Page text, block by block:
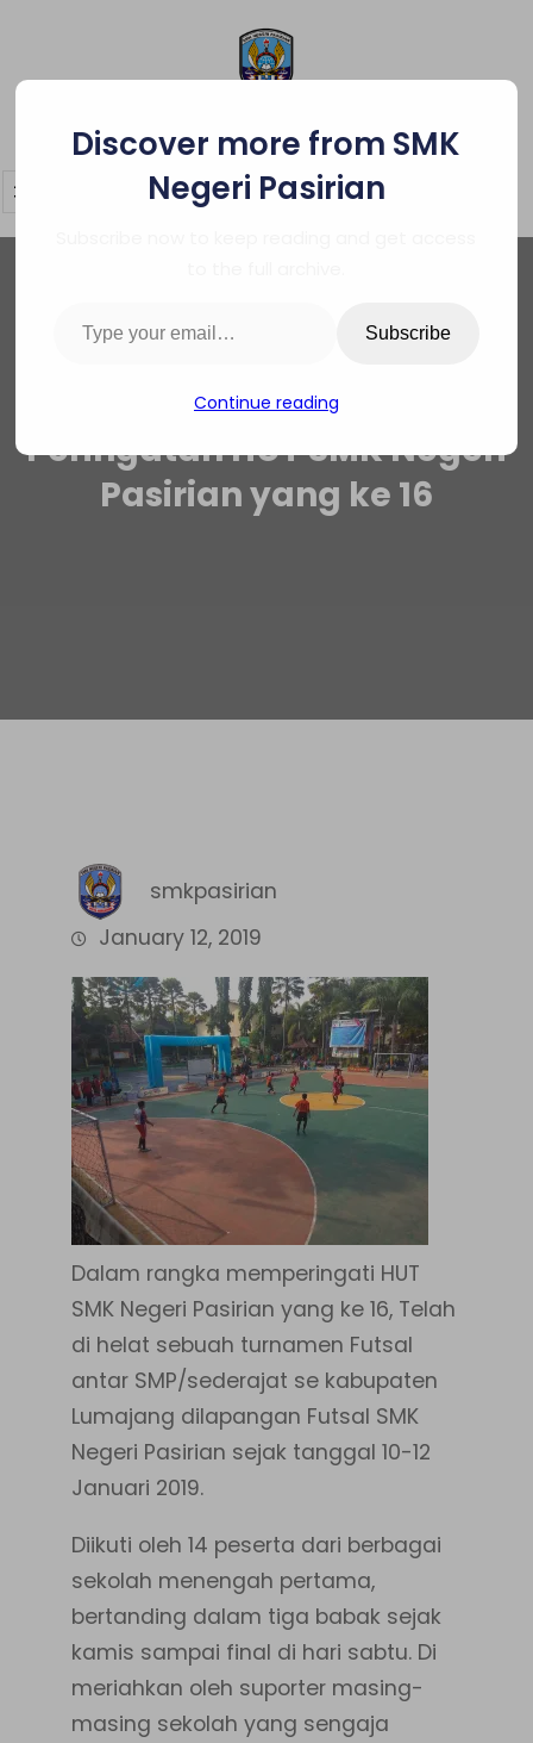
content
SMK Negeri Pasirian
Peringatan HUT SMK Negeri
Pasirian yang ke 16
smkpasirian
January 12, 2019
Dalam rangka memperingati HUT
SMK Negeri Pasirian yang ke 16, Telah
di helat sebuah turnamen Futsal
antar SMP/sederajat se kabupaten
Lumajang dilapangan Futsal SMK
Negeri Pasirian sejak tanggal 10-12
Januari 2019.
Diikuti oleh 14 peserta dari berbagai
sekolah menengah pertama,
bertanding dalam tiga babak sejak
kamis sampai final di hari sabtu. Di
meriahkan oleh suporter masing-
masing sekolah yang sengaja
Discover more from SMK
Negeri Pasirian
Subscribe
Continue reading